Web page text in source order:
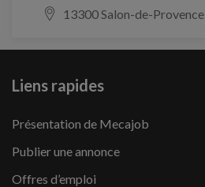
13300 Salon-de-Provence
Liens rapides
Présentation de Mecajob
Publier une annonce
Offres d’emploi